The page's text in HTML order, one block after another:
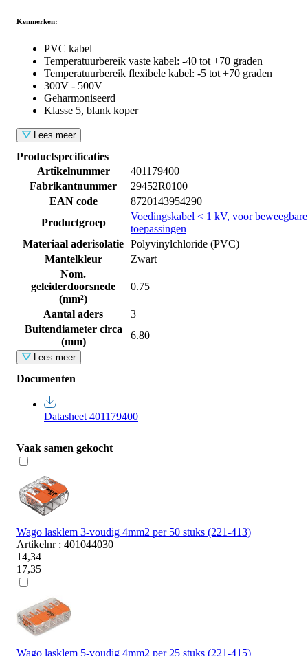
Kenmerken:
PVC kabel
Temperatuurbereik vaste kabel: -40 tot +70 graden
Temperatuurbereik flexibele kabel: -5 tot +70 graden
300V - 500V
Geharmoniseerd
Klasse 5, blank koper
Lees meer
Productspecificaties
Artikelnummer
401179400
Fabrikantnummer
29452R0100
EAN code
8720143954290
Productgroep
Voedingskabel < 1 kV, voor beweegbare
toepassingen
Materiaal aderisolatie Polyvinylchloride (PVC)
Mantelkleur
Zwart
Nom.
geleiderdoorsnede
(mm²)
0.75
Aantal aders
3
Buitendiameter circa
(mm)
6.80
Lees meer
Documenten
Datasheet 401179400
Vaak samen gekocht
Wago lasklem 3-voudig 4mm2 per 50 stuks (221-413)
Artikelnr : 401044030
14,34
17,35
Wago lasklem 5-voudig 4mm2 per 25 stuks (221-415)